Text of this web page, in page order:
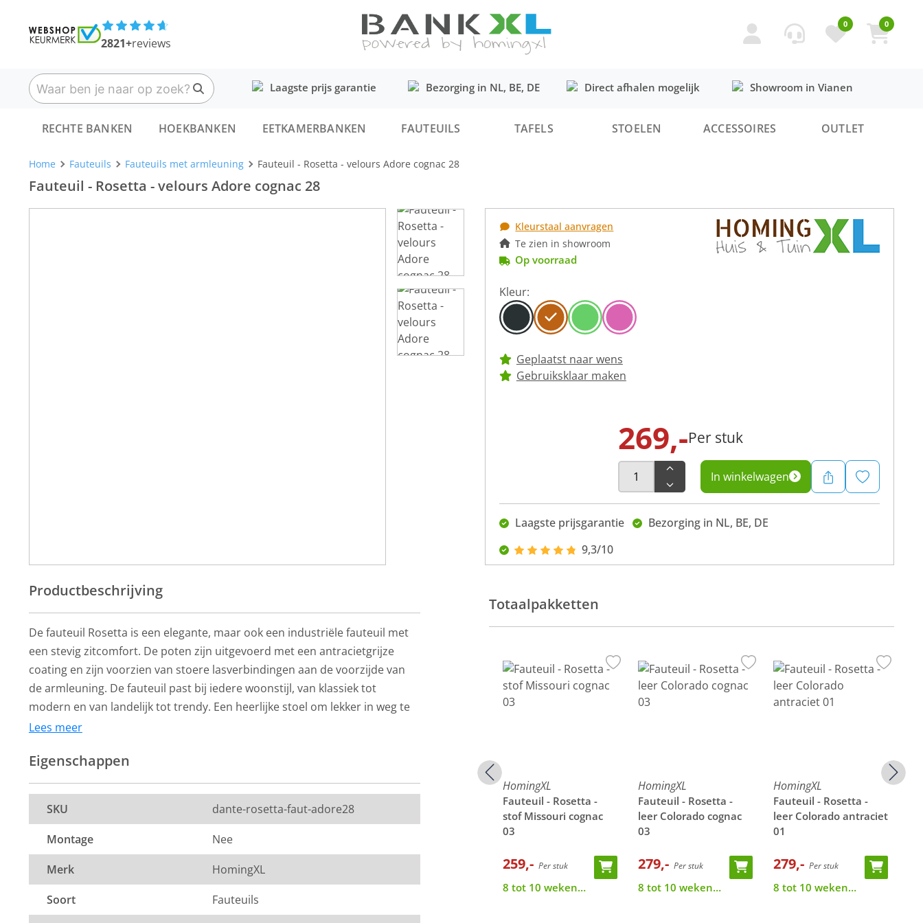
2821+reviews
0 0
Laagste prijs garantie Bezorging in NL, BE, DE Direct afhalen mogelijk Showroom in Vianen
RECHTE BANKEN HOEKBANKEN EETKAMERBANKEN FAUTEUILS TAFELS STOELEN ACCESSOIRES OUTLET
Home Fauteuils Fauteuils met armleuning Fauteuil - Rosetta - velours Adore cognac 28
Fauteuil - Rosetta - velours Adore cognac 28
Kleurstaal aanvragen
Te zien in showroom
Op voorraad
Kleur:
Geplaatst naar wens
Gebruiksklaar maken
269,-Per stuk
In winkelwagen
Laagste prijsgarantie
Bezorging in NL, BE, DE
9,3/10
Productbeschrijving
De fauteuil Rosetta is een elegante, maar ook een industriële fauteuil met
een stevig zitcomfort. De poten zijn uitgevoerd met een antracietgrijze
coating en zijn voorzien van stoere lasverbindingen aan de voorzijde van
de armleuning. De fauteuil past bij iedere woonstijl, van klassiek tot
modern en van landelijk tot trendy. Een heerlijke stoel om lekker in weg te
kruipen voor de kachel of de televisie. De fauteuil is bekleed met de cognac-
Afmetingen:
Zitdiepte: 52 cm
Zithoogte: 46 cm
Zitbreedte: 54 cm
Lees meer
Eigenschappen
SKU
dante-rosetta-faut-adore28
Montage
Nee
Merk
HomingXL
Soort
Fauteuils
Totaalpakketten
Fauteuil - Rosetta -
groen 10
259,-
Op voorraad
HomingXL
Fauteuil - Rosetta -
stof Missouri cognac
03
259,- Per stuk
8 tot 10 weken
HomingXL
Fauteuil - Rosetta -
leer Colorado cognac
03
279,- Per stuk
8 tot 10 weken
HomingXL
Fauteuil - Rosetta -
leer Colorado antraciet
01
279,- Per stuk
8 tot 10 weken